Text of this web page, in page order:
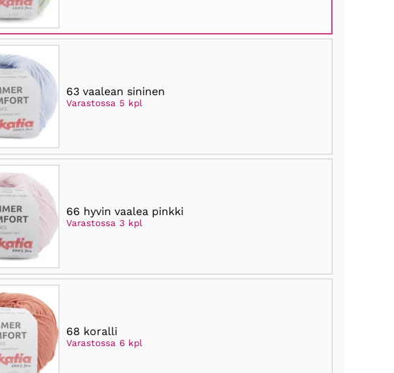
63 vaalean sininen
Varastossa 5 kpl
66 hyvin vaalea pinkki
Varastossa 3 kpl
68 koralli
Varastossa 6 kpl